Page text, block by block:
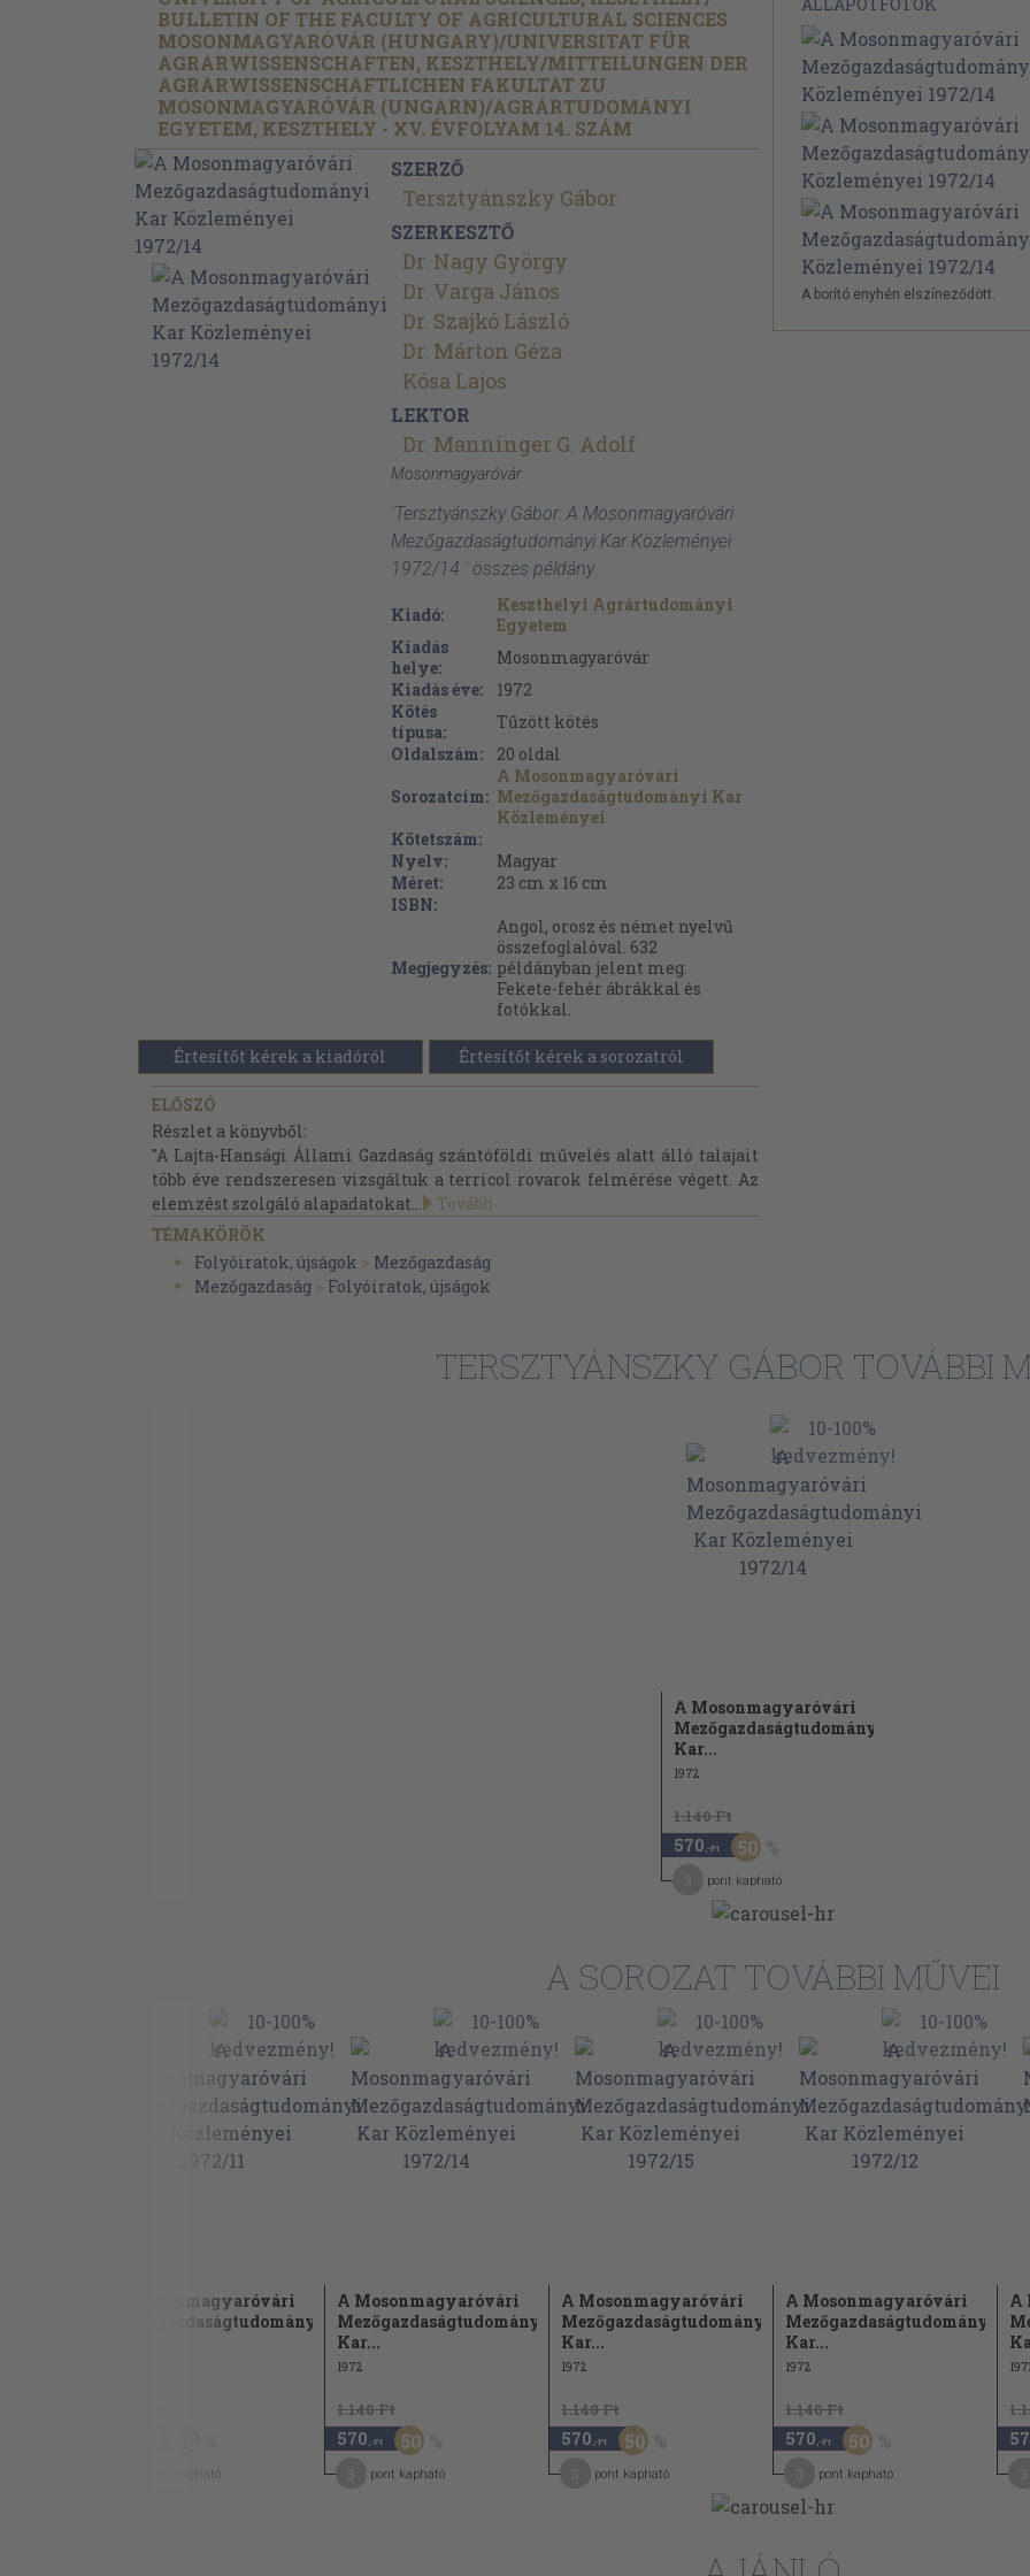
BULLETIN OF THE FACULTY OF AGRICULTURAL SCIENCES
MOSONMAGYARÓVÁR (HUNGARY)/UNIVERSITAT FÜR
AGRARWISSENSCHAFTEN, KESZTHELY/MITTEILUNGEN DER
AGRARWISSENSCHAFTLICHEN FAKULTAT ZU
MOSONMAGYARÓVÁR (UNGARN)/AGRÁRTUDOMÁNYI
EGYETEM, KESZTHELY - XV. ÉVFOLYAM 14. SZÁM
SZERZŐ
Tersztyánszky Gábor
SZERKESZTŐ
Dr. Nagy György
Dr. Varga János
Dr. Szajkó László
Dr. Márton Géza
Kósa Lajos
LEKTOR
Dr. Manninger G. Adolf
Mosonmagyaróvár
'Tersztyánszky Gábor: A Mosonmagyaróvári
Mezőgazdaságtudományi Kar Közleményei
1972/14 ' összes példány
Kiadó:
Keszthelyi Agrártudományi
Egyetem
Kiadás
helye:
Mosonmagyaróvár
Kiadás éve:
1972
Kötés
típusa:
Tűzött kötés
Oldalszám:
20 oldal
Sorozatcím:
A Mosonmagyaróvári
Mezőgazdaságtudományi Kar
Közleményei
Kötetszám:
Nyelv:
Magyar
Méret:
23 cm x 16 cm
ISBN:
Megjegyzés:
Angol, orosz és német nyelvű
összefoglalóval. 632
példányban jelent meg.
Fekete-fehér ábrákkal és
fotókkal.
Értesítőt kérek a kiadóról Értesítőt kérek a sorozatról
ELŐSZÓ
Részlet a könyvből:
"A Lajta-Hansági Állami Gazdaság szántóföldi művelés alatt álló talajait
több éve rendszeresen vizsgáltuk a terricol rovarok felmérése végett. Az
elemzést szolgáló alapadatokat...
Tovább
TÉMAKÖRÖK
Folyóiratok, újságok > Mezőgazdaság
Mezőgazdaság > Folyóiratok, újságok
A borító enyhén elszíneződött.
TERSZTYÁNSZKY GÁBOR TOVÁBBI
A Mosonmagyaróvári
Mezőgazdaságtudományi
Kar...
1972
1.140 Ft
570 ,-Ft 50
pont kapható
A SOROZAT TOVÁBBI MŰVEI
A Mosonmagyaróvári
Mezőgazdaságtudományi
pont kapható
A Mosonmagyaróvári
Mezőgazdaságtudományi
Kar...
1972
1.140 Ft
570 ,-Ft 50
pont kapható
A Mosonmagyaróvári
Mezőgazdaságtudományi
Kar...
1972
1.140 Ft
570 ,-Ft 50
pont kapható
A Mosonmagyaróvári
Mezőgazdaságtudományi
Kar...
1972
1.140 Ft
570 ,-Ft 50
pont kapható
A